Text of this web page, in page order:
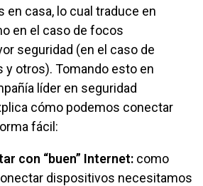
casa, lo cual traduce en
en el caso de focos
seguridad (en el caso de
y otros). Tomando esto en
líder en seguridad
cómo podemos conectar
fácil:
con “buen” Internet: como
dispositivos necesitamos